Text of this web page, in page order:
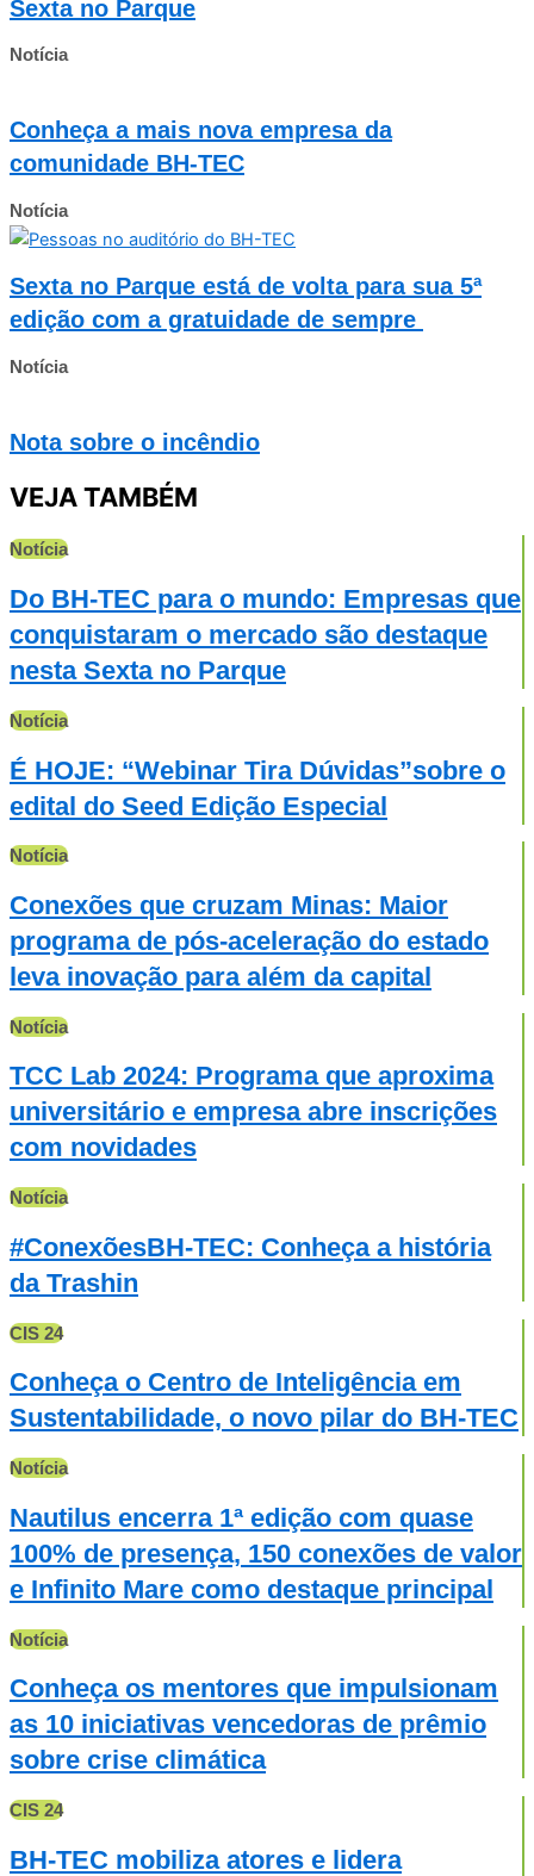
Sexta no Parque
Notícia
Conheça a mais nova empresa da
comunidade BH-TEC
Notícia
Sexta no Parque está de volta para sua 5ª
edição com a gratuidade de sempre
Notícia
Nota sobre o incêndio
VEJA TAMBÉM
Notícia
Do BH-TEC para o mundo: Empresas que
conquistaram o mercado são destaque
nesta Sexta no Parque
Notícia
É HOJE: “Webinar Tira Dúvidas”sobre o
edital do Seed Edição Especial
Notícia
Conexões que cruzam Minas: Maior
programa de pós-aceleração do estado
leva inovação para além da capital
Notícia
TCC Lab 2024: Programa que aproxima
universitário e empresa abre inscrições
com novidades
Notícia
#ConexõesBH-TEC: Conheça a história
da Trashin
CIS 24
Conheça o Centro de Inteligência em
Sustentabilidade, o novo pilar do BH-TEC
Notícia
Nautilus encerra 1ª edição com quase
100% de presença, 150 conexões de valor
e Infinito Mare como destaque principal
Notícia
Conheça os mentores que impulsionam
as 10 iniciativas vencedoras de prêmio
sobre crise climática
CIS 24
BH-TEC mobiliza atores e lidera